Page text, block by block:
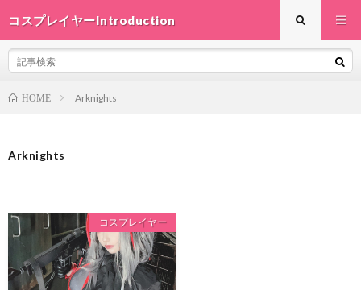
コスプレイヤーIntroduction
HOME Arknights
Arknights
コスプレイヤー